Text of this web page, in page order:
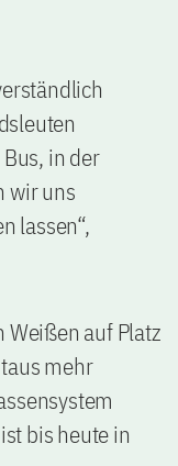
in der
wir uns
lassen“,
auf Platz
mehr
bis heute in